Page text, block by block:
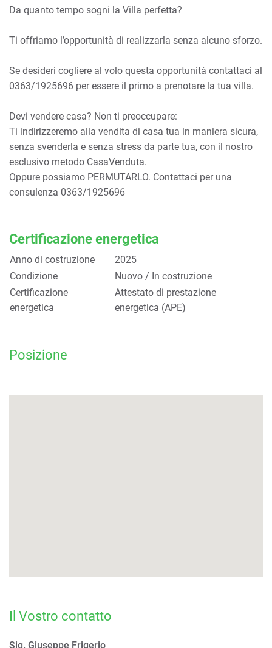
Da quanto tempo sogni la Villa perfetta?
Ti offriamo l’opportunità di realizzarla senza alcuno sforzo.
Se desideri cogliere al volo questa opportunità contattaci al
0363/1925696 per essere il primo a prenotare la tua villa.
Devi vendere casa? Non ti preoccupare:
Ti indirizzeremo alla vendita di casa tua in maniera sicura,
senza svenderla e senza stress da parte tua, con il nostro
esclusivo metodo CasaVenduta.
Oppure possiamo PERMUTARLO. Contattaci per una
consulenza 0363/1925696
Certificazione energetica
Anno di costruzione
2025
Condizione
Nuovo / In costruzione
Certificazione
energetica
Attestato di prestazione
energetica (APE)
Posizione
Il Vostro contatto
Sig. Giuseppe Frigerio